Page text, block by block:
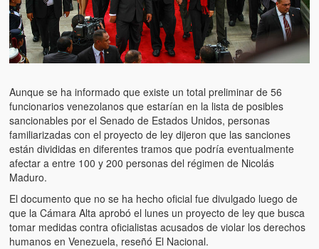
Hablé con Chavistas (I spoke with chavistas)
La burla del Chavez “tan amante de los niños” (The mockery of
Chavez “such a children lover”)
Venezuela)
Luis y El Mono… en armas (Luis and El Mono… armed)
Puente Llaguno, Miraflores… ¿y Lina?
Radio Emisoras y canales de televisión clausurados por el
de Chávez hasta el 2009
Victimas del 11 de abril de 2002
Aunque se ha informado que existe un total preliminar de 56
funcionarios venezolanos que estarían en la lista de posibles
sancionables por el Senado de Estados Unidos, personas
familiarizadas con el proyecto de ley dijeron que las sanciones
están divididas en diferentes tramos que podría eventualmente
afectar a entre 100 y 200 personas del régimen de Nicolás
Maduro.
El documento que no se ha hecho oficial fue divulgado luego de
que la Cámara Alta aprobó el lunes un proyecto de ley que busca
tomar medidas contra oficialistas acusados de violar los derechos
humanos en Venezuela, reseñó El Nacional.